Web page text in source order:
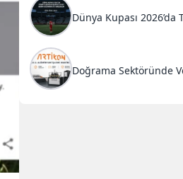
Dünya Kupası 2026’da
Doğrama Sektöründe